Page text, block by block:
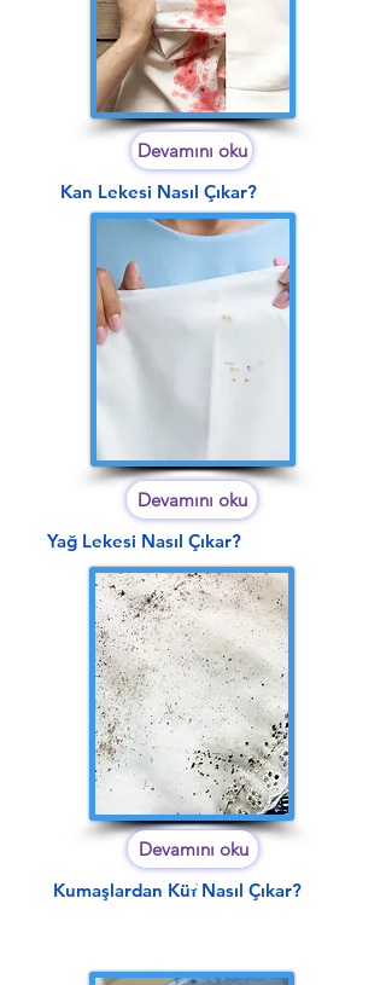
Devamını oku
Kan Lekesi Nasıl Çıkar?
Devamını oku
Yağ Lekesi Nasıl Çıkar?
Devamını oku
Kumaşlardan Küf Nasıl Çıkar?